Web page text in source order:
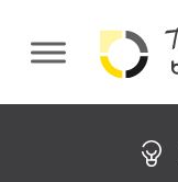
contenu